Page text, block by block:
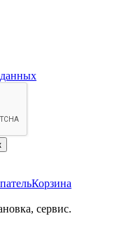
Корзина
сервис.